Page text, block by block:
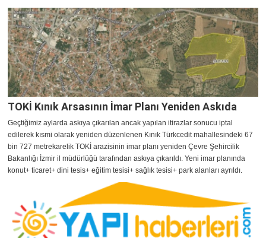
TOKİ Kınık Arsasının İmar Planı Yeniden Askıda
Geçtiğimiz aylarda askıya çıkarılan ancak yapılan itirazlar sonucu iptal
edilerek kısmi olarak yeniden düzenlenen Kınık Türkcedit mahallesindeki 67
bin 727 metrekarelik TOKİ arazisinin imar planı yeniden Çevre Şehircilik
Bakanlığı İzmir il müdürlüğü tarafından askıya çıkarıldı. Yeni imar planında
konut+ ticaret+ dini tesis+ eğitim tesisi+ sağlık tesisi+ park alanları ayrıldı.